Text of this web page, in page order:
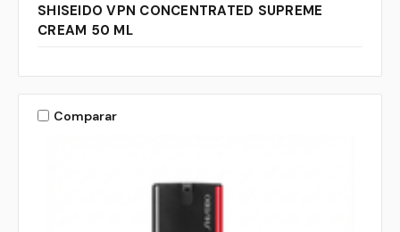
SHISEIDO VPN CONCENTRATED SUPREME
CREAM 50 ML
Comparar